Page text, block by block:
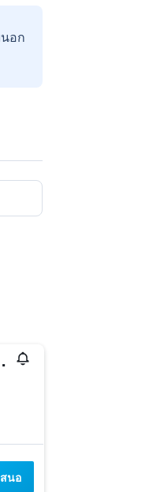
อก
าย IHG
นอ